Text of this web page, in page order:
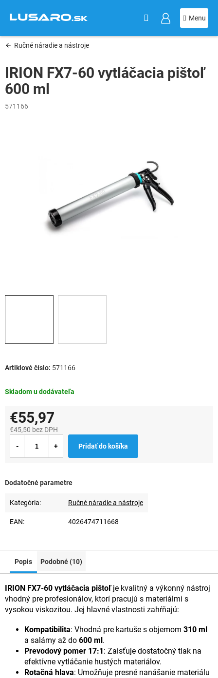
obsah
Ručné náradie a nástroje
IRION FX7-60 vytláčacia pištoľ
600 ml
571166
Skladom u dodávateľa
Dodatočné parametre
Kategória: Ručné náradie a nástroje
EAN: 4026474711668
571166
€55,97
€45,50 bez DPH
cena:
Pridať do košíka
Popis Podobné (10)
IRION FX7-60 vytláčacia pištoľje kvalitný a výkonný nástroj
vhodný pre profesionálov, ktorí pracujú s materiálmi s
vysokou viskozitou. Jej hlavné vlastnosti zahŕňajú:
Kompatibilita: Vhodná pre kartuše s objemom 310 ml
a salámy až do 600 ml.
Prevodový pomer 17:1: Zaisťuje dostatočný tlak na
efektívne vytláčanie hustých materiálov.
Rotačná hlava: Umožňuje presné nanášanie materiálu